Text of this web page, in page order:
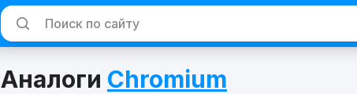
Аналоги Chromium